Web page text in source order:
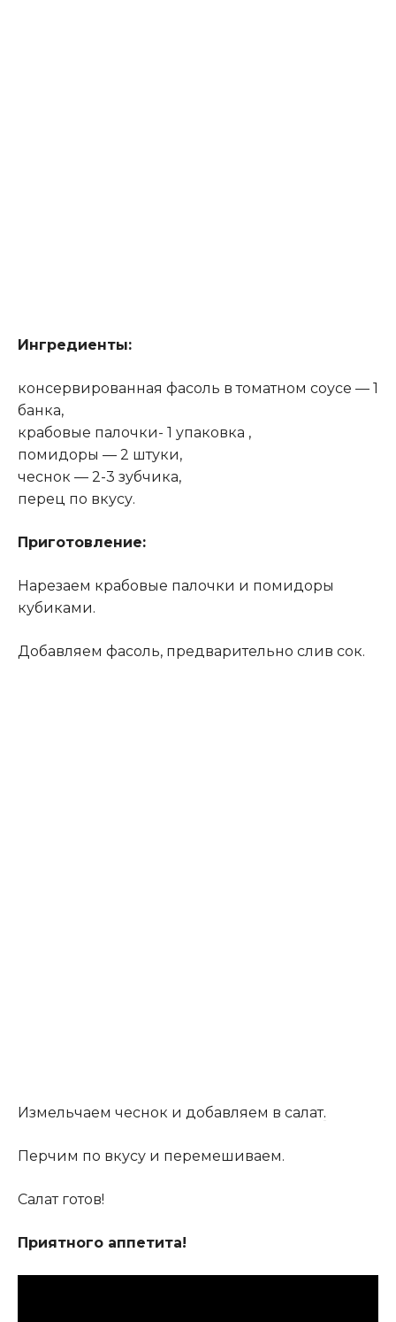
Ингредиенты:
консервированная фасоль в томатном соусе — 1
банка,
крабовые палочки- 1 упаковка ,
помидоры — 2 штуки,
чеснок — 2-3 зубчика,
перец по вкусу.
Приготовление:
Нарезаем крабовые палочки и помидоры
кубиками.
Добавляем фасоль, предварительно слив сок.
Измельчаем чеснок и добавляем в салат.
Перчим по вкусу и перемешиваем.
Салат готов!
Приятного аппетита!